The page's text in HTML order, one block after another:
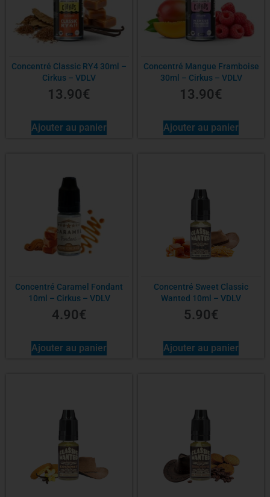
Concentré Classic RY4 30ml –
Cirkus – VDLV
13.90€
Ajouter au panier
Concentré Mangue Framboise
30ml – Cirkus – VDLV
13.90€
Ajouter au panier
Concentré Caramel Fondant
10ml – Cirkus – VDLV
4.90€
Ajouter au panier
Concentré Sweet Classic
Wanted 10ml – VDLV
5.90€
Ajouter au panier